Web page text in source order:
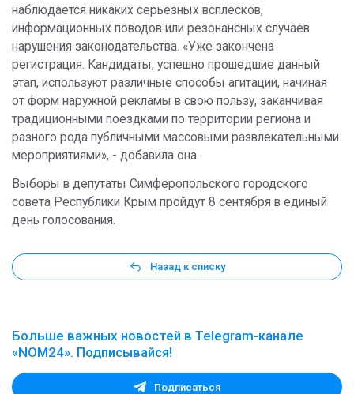
наблюдается никаких серьезных всплесков,
информационных поводов или резонансных случаев
нарушения законодательства. «Уже закончена
регистрация. Кандидаты, успешно прошедшие данный
этап, используют различные способы агитации, начиная
от форм наружной рекламы в свою пользу, заканчивая
традиционными поездками по территории региона и
разного рода публичными массовыми развлекательными
мероприятиями», - добавила она.
Выборы в депутаты Симферопольского городского
совета Республики Крым пройдут 8 сентября в единый
день голосования.
Назад к списку
Больше важных новостей в Telegram-канале
«NOM24». Подписывайся!
Подписаться